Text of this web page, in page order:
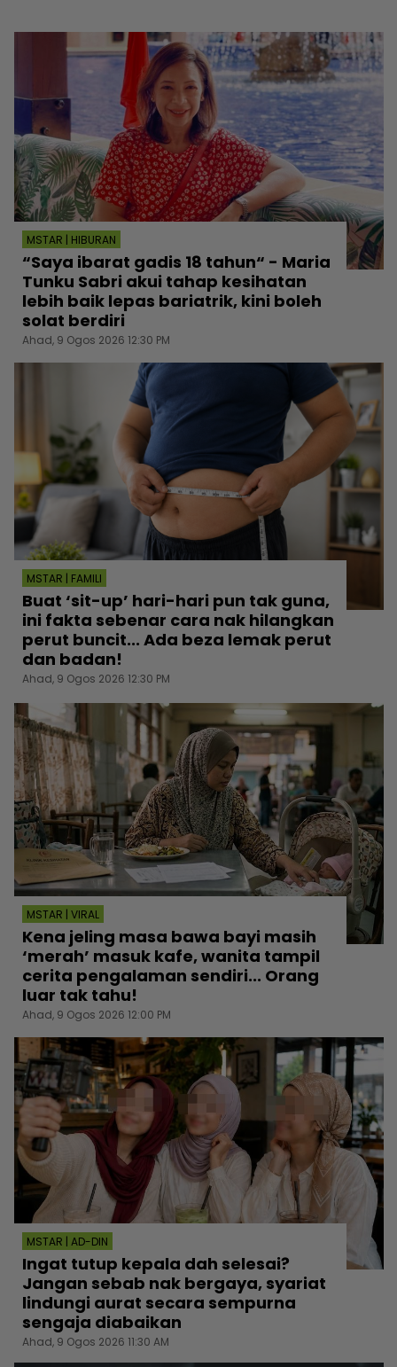
MSTAR | HIBURAN
“Saya ibarat gadis 18 tahun“ - Maria
Tunku Sabri akui tahap kesihatan
lebih baik lepas bariatrik, kini boleh
solat berdiri
Ahad, 9 Ogos 2026 12:30 PM
MSTAR | FAMILI
Buat ‘sit-up’ hari-hari pun tak guna,
ini fakta sebenar cara nak hilangkan
perut buncit... Ada beza lemak perut
dan badan!
Ahad, 9 Ogos 2026 12:30 PM
MSTAR | VIRAL
Kena jeling masa bawa bayi masih
‘merah’ masuk kafe, wanita tampil
cerita pengalaman sendiri... Orang
luar tak tahu!
Ahad, 9 Ogos 2026 12:00 PM
MSTAR | AD-DIN
Ingat tutup kepala dah selesai?
Jangan sebab nak bergaya, syariat
lindungi aurat secara sempurna
sengaja diabaikan
Ahad, 9 Ogos 2026 11:30 AM